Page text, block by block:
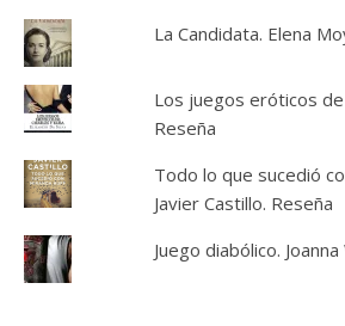
La Candidata. Elena
Los juegos eróticos de
Reseña
Todo lo que sucedió
Javier Castillo. Reseña
Juego diabólico.